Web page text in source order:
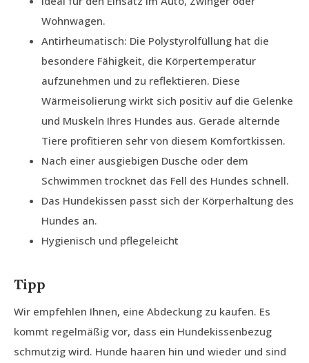
Wohnwagen.
Antirheumatisch: Die Polystyrolfüllung hat die
besondere Fähigkeit, die Körpertemperatur
aufzunehmen und zu reflektieren. Diese
Wärmeisolierung wirkt sich positiv auf die Gelenke
und Muskeln Ihres Hundes aus. Gerade alternde
Tiere profitieren sehr von diesem Komfortkissen.
Nach einer ausgiebigen Dusche oder dem
Schwimmen trocknet das Fell des Hundes schnell.
Das Hundekissen passt sich der Körperhaltung des
Hundes an.
Hygienisch und pflegeleicht
Tipp
Wir empfehlen Ihnen, eine Abdeckung zu kaufen. Es
kommt regelmäßig vor, dass ein Hundekissenbezug
schmutzig wird. Hunde haaren hin und wieder und sind